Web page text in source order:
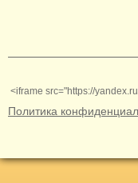
<iframe src="https://
Политика